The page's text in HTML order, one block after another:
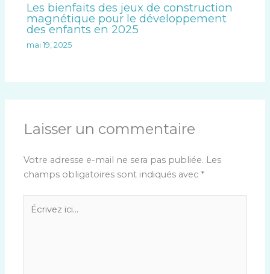
Les bienfaits des jeux de construction
magnétique pour le développement
des enfants en 2025
mai 19, 2025
Laisser un commentaire
Votre adresse e-mail ne sera pas publiée. Les
champs obligatoires sont indiqués avec *
Écrivez
ici…